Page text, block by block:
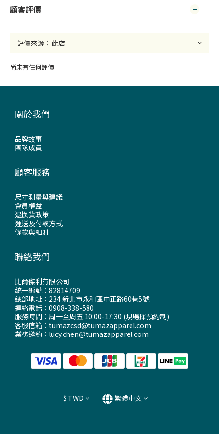
顧客評價
尚未有任何評價
關於我們
品牌故事
團隊成員
顧客服務
尺寸測量與建議
會員權益
退換貨政策
運送及付款方式
條款與細則
聯絡我們
比爾傑利有限公司
統一編號：82814709
總部地址：234 新北市永和區中正路60巷5號
連絡電話：0908-338-580
服務時間：周一至周五 10:00-17:30 (現場採預約制)
客服信箱：tumazcsd@tumazapparel.com
業務邀約：lucy.chen@tumazapparel.com
$ TWD 繁體中文